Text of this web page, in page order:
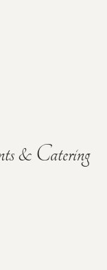
& Catering